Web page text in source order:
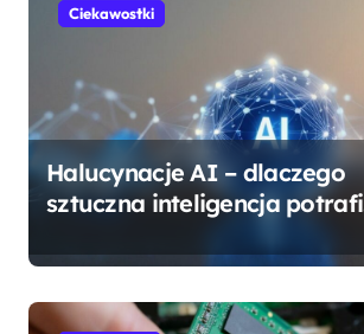
Ciekawostki
Halucynacje AI – dlaczego
sztuczna inteligencja potrafi